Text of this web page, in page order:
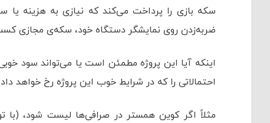
سکه بازی را پرداخت می‌کند که نیازی به هزینه یا
ضربه‌زدن روی نمایشگر دستگاه خود، سکه‌ی مجازی
اینکه آیا این پروژه مطمئن است یا می‌تواند سود
احتمالاتی را که در شرایط خوب این پروژه رخ خواهد
مثلاً اگر کوین همستر در صرافی‌ها لیست شود، (با